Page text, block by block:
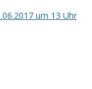
um 13 Uhr